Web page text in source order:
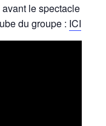
le spectacle
du groupe : ICI